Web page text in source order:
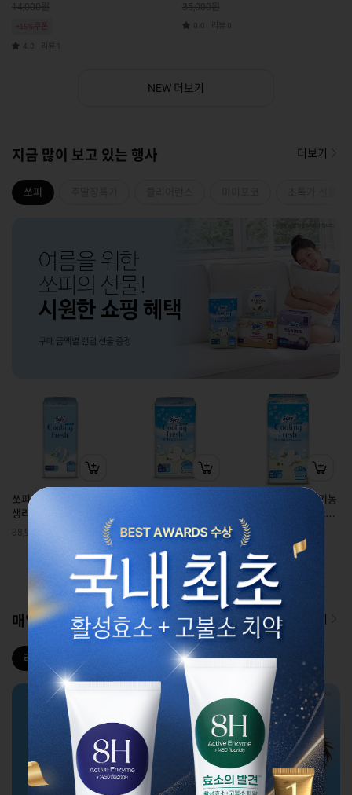
14,000원
+15%쿠폰
4.0
35,000 원
NEW더보기
지금 많이 보고 있는 행사 더보기
쏘피
쏘피 쿨링프레쉬 날개형
생리대 특대형 24개입 X
3팩
38,900
쏘피 쿨링프레쉬 유기농
날개형 생리대 대형 24개
입 X 3팩
38,900원
쏘피 쿨링프레쉬 유기농
날개형 생리대 중형 28개
입 X 3팩
38,900
05
매일매일 뷰티&헬스 더보기
라끄베르1+1 숨37